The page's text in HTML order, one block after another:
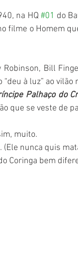
na HQ #01 do
filme o Homem
Bill
à luz” ao
Palhaço do
que se veste de
muito.
(Ele nunca quis
Coringa bem